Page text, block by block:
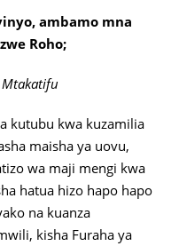
ambamo mna
Roho;
Mtakatifu
kutubu kwa kuzamilia
maisha ya uovu,
wa maji mengi kwa
hatua hizo hapo hapo
na kuanza
kisha Furaha ya